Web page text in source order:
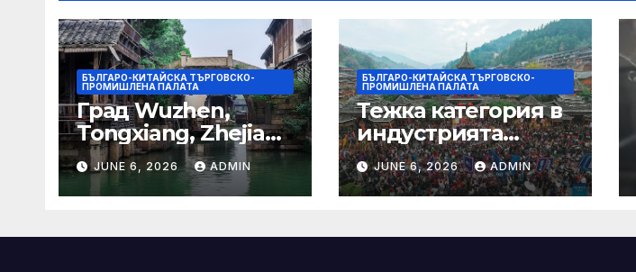
БЪЛГАРО-КИТАЙСКА ТЪРГОВСКО-
ПРОМИШЛЕНА ПАЛАТА
Град Wuzhen,
Tongxiang, Zhejiang
– Chinadaily.com.cn
JUNE 6, 2026 ADMIN
БЪЛГАРО-КИТАЙСКА ТЪРГОВСКО-
ПРОМИШЛЕНА ПАЛАТА
Тежка категория в
индустрията
стартира алианс за
космическа
слънчева енергия
JUNE 6, 2026 ADMIN